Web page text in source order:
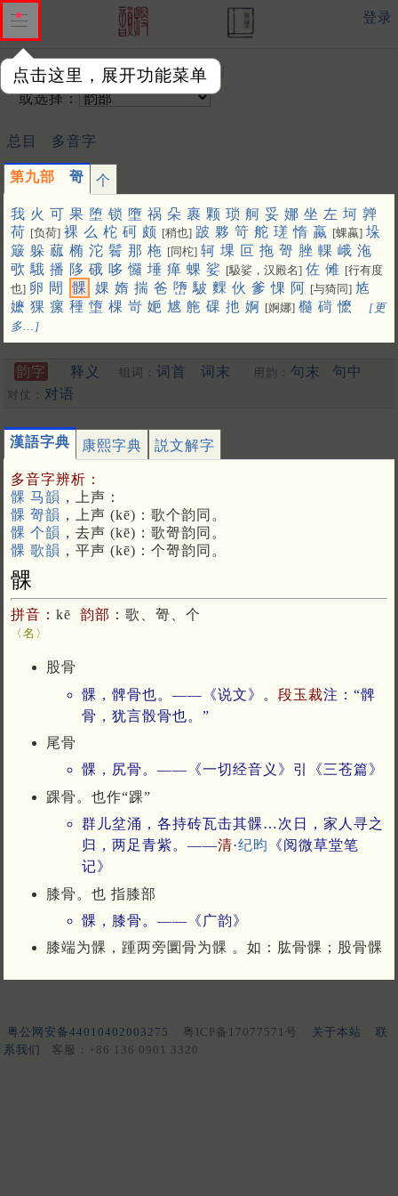
点击这里，展开功能菜单
登录
输入韵字：
或选择：
总目 多音字
第九部 哿 个
我 火 可 果 堕 锁 墮 祸 朵 裹 颗 琐 舸 妥 娜 坐 左 坷 亸
荷 [负荷] 裸 么 柁 砢 颇 [稍也] 跛 夥 笴 舵 瑳 惰 蠃 [蜾蠃] 垛
簸 躲 蓏 椭 沱 鬌 那 柂 [同柁] 轲 堁 叵 拖 哿 脞 輠 峨 沲
㰤 騀 播 陊 硪 哆 㦬 埵 瘅 蜾 娑 [馺娑，汉殿名] 佐 傩 [行有度
也] 卵 閜 髁 婐 媠 揣 爸 嶞 駊 䴹 伙 爹 惈 阿 [与猗同] 㝾
嬷 猓 瘰 䅜 墯 棵 岢 㛂 㝿 䑨 䂺 扡 婀 [婀娜] 㰐 碋 懡
[更
多…]
韵字 释义 组词： 词首 词末 用韵： 句末 句中
对仗： 对语
漢語字典 康熙字典 説文解字
多音字辨析：
髁 马韻 ，上声：
髁 哿韻 ，上声 (kē)：歌个韵同。
髁 个韻 ，去声 (kē)：歌哿韵同。
髁 歌韻 ，平声 (kē)：个哿韵同。
髁
拼音： kē 韵部： 歌、哿、个
〈名〉
股骨
髁，髀骨也。——《说文》。 段玉裁注：“髀
骨，犹言骰骨也。”
尾骨
髁，尻骨。——《一切经音义》引《三苍篇》
踝骨。也作“踝”
群儿坌涌，各持砖瓦击其髁…次日，家人寻之
归，两足青紫。——清·纪昀
《阅微草堂笔
记》
膝骨。也 指膝部
髁，膝骨。——《广韵》
膝端为髁，踵两旁圜骨为髁 。如：肱骨髁；股骨髁
粤公网安备44010402003275 粤ICP备17077571号 关于本站
联
系我们
客服：+86 136 0901 3320